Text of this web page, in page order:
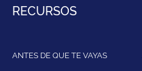
RECURSOS
ANTES DE QUE TE VAYAS